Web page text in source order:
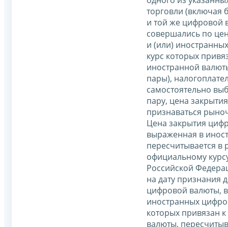
торговли (включая
и той же цифровой
совершались по
и (или)
курс которых
иностранной
пары),
самостоятельно
пару, цена
признаваться
Цена закрытия
выраженная в
пересчитывается в
официальному
Российской
на дату признания
цифровой валюты,
иностранных
которых привязан
валюты,